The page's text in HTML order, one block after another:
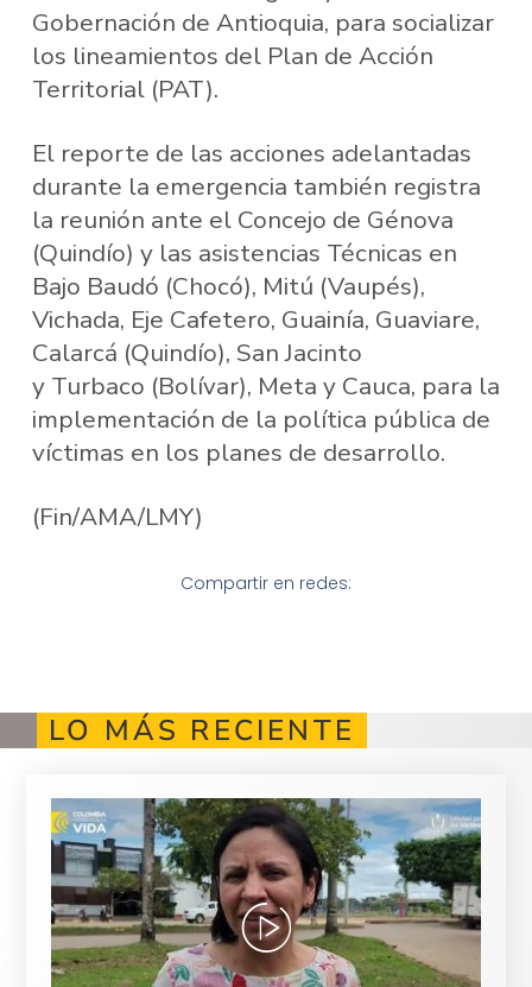
Gobernación de Antioquia, para socializar
los lineamientos del Plan de Acción
Territorial (PAT).
El reporte de las acciones adelantadas
durante la emergencia también registra
la reunión ante el Concejo de Génova
(Quindío) y las asistencias Técnicas en
Bajo Baudó (Chocó), Mitú (Vaupés),
Vichada, Eje Cafetero, Guainía, Guaviare,
Calarcá (Quindío), San Jacinto
y Turbaco (Bolívar), Meta y Cauca, para la
implementación de la política pública de
víctimas en los planes de desarrollo.
(Fin/AMA/LMY)
Compartir en redes:
LO MÁS RECIENTE